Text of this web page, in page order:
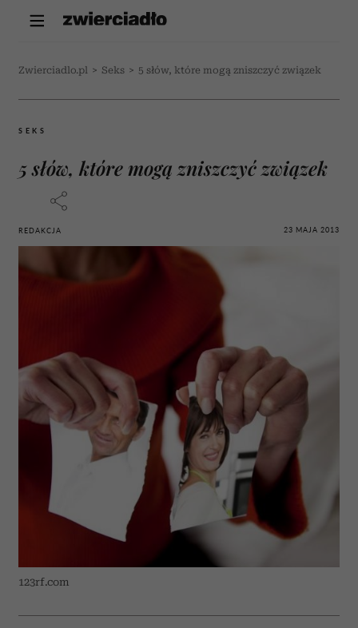
Zwierciadlo.pl > Seks > 5 słów, które mogą zniszczyć związek
SEKS
5 słów, które mogą zniszczyć związek
REDAKCJA 23 MAJA 2013
123rf.com